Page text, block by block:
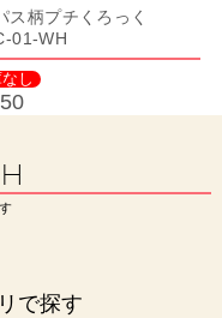
ス柄プチくろっく
01-WH
し
で探す